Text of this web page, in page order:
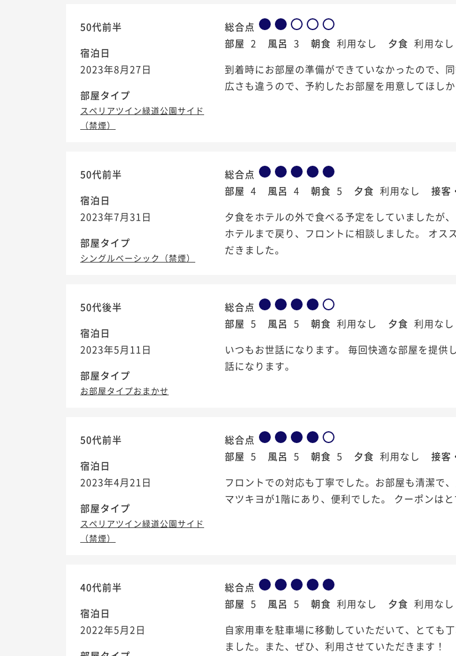
50代前半
宿泊日
2023年8月27日
部屋タイプ
スペリアツイン緑道公園サイド
（禁煙）
総合点
部屋 2 風呂 3 朝食 利用なし 夕食 利用なし
到着時にお部屋の準備ができていなかったので、
広さも違うので、予約したお部屋を用意してほしか
50代前半
宿泊日
2023年7月31日
部屋タイプ
シングルベーシック（禁煙）
総合点
部屋 4 風呂 4 朝食 5 夕食 利用なし 接客
夕食をホテルの外で食べる予定をしていましたが
ホテルまで戻り、フロントに相談しました。 オス
だきました。
50代後半
宿泊日
2023年5月11日
部屋タイプ
お部屋タイプおまかせ
総合点
部屋 5 風呂 5 朝食 利用なし 夕食 利用なし
いつもお世話になります。 毎回快適な部屋を提
話になります。
50代前半
宿泊日
2023年4月21日
部屋タイプ
スペリアツイン緑道公園サイド
（禁煙）
総合点
部屋 5 風呂 5 朝食 5 夕食 利用なし 接客
フロントでの対応も丁寧でした。お部屋も清潔で
マツキヨが1階にあり、便利でした。 クーポンはと
40代前半
宿泊日
2022年5月2日
総合点
部屋 5 風呂 5 朝食 利用なし 夕食 利用なし
自家用車を駐車場に移動していただいて、とても
ました。また、ぜひ、利用させていただきます！